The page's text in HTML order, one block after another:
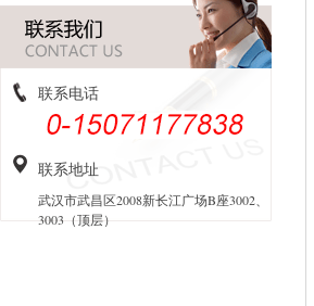
联系电话
联系地址
武汉市武昌区2008新长江广场B座3002、
3003（顶层）